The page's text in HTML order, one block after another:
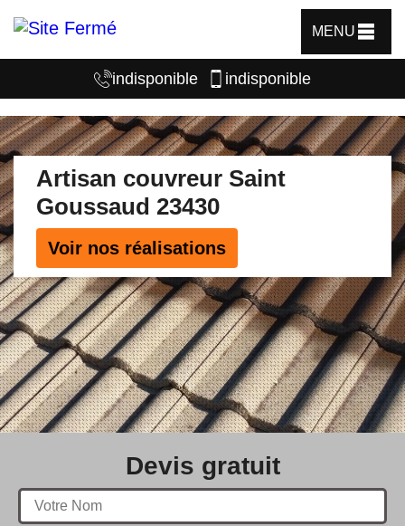
MENU
indisponible indisponible
Artisan couvreur Saint
Goussaud 23430
Voir nos réalisations
Devis gratuit